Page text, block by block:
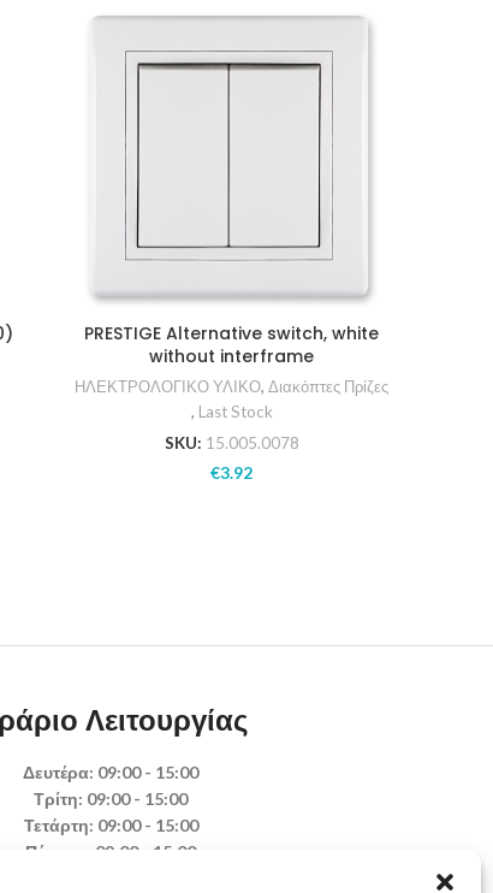
PRESTIGE Alternative switch, white
without interframe
ΗΛΕΚΤΡΟΛΟΓΙΚΟ ΥΛΙΚΟ, Διακόπτες Πρίζες
, Last Stock
SKU: 15.005.0078
€3.92
Λειτουργίας
Δευτέρα: 09:00 - 15:00
Τρίτη: 09:00 - 15:00
Τετάρτη: 09:00 - 15:00
Πέμπτη: 09:00 - 15:00